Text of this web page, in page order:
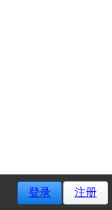
登录 注册